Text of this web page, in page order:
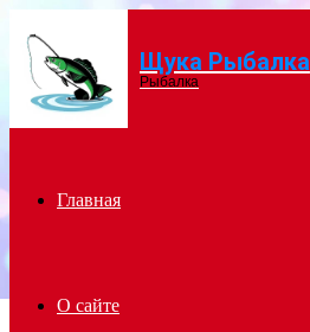
Menu Щука Рыбалка
Рыбалка
Главная
О сайте